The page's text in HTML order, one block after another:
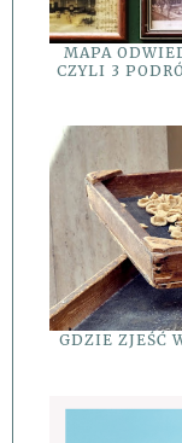
MAPA
CZYLI 3
GDZIE ZJEŚĆ